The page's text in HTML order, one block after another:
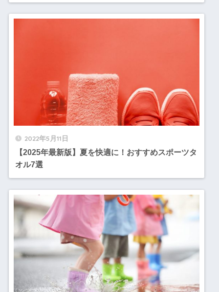
2022年5月11日
【2025年最新版】夏を快適に！おすすめスポーツタ
オル7選